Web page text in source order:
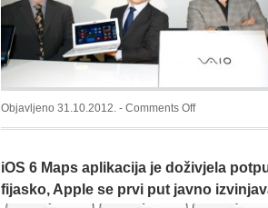
Objavljeno 31.10.2012. - Comments Offon
Sony
nove
VAIO
iOS 6 Maps aplikacija je doživjela
fijasko, Apple se prvi put javno